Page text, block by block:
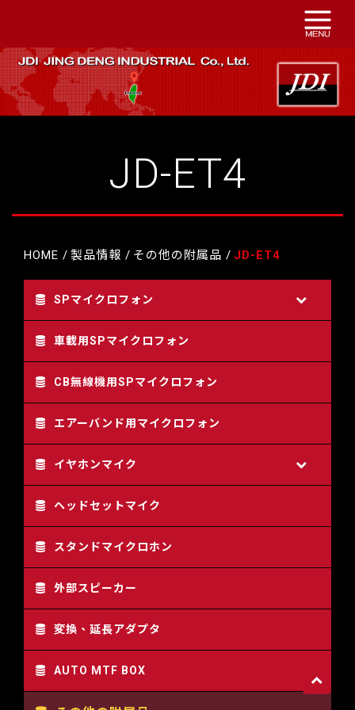
JD-ET4
HOME 製品情報 その他の附属品 JD-ET4
SPマイクロフォン
車載用SPマイクロフォン
CB無線機用SPマイクロフォン
エアーバンド用マイクロフォン
イヤホンマイク
ヘッドセットマイク
スタンドマイクロホン
外部スピーカー
変換、延長アダプタ
AUTO MTF BOX